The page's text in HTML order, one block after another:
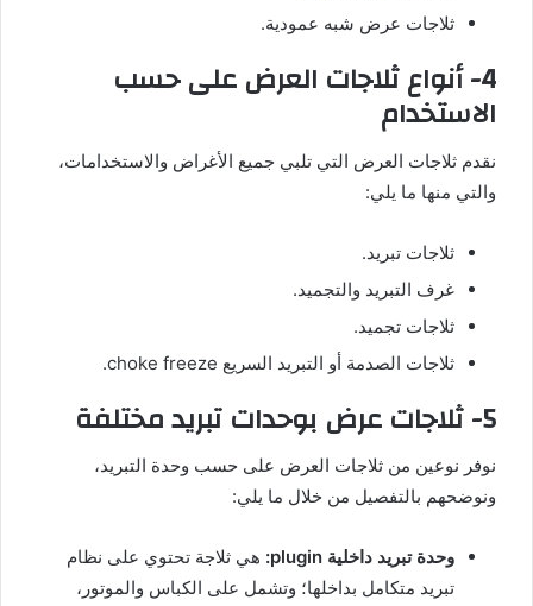
ثلاجات عرض شبه عمودية.
4- أنواع ثلاجات العرض على حسب
الاستخدام
نقدم ثلاجات العرض التي تلبي جميع الأغراض والاستخدامات،
والتي منها ما يلي:
ثلاجات تبريد.
غرف التبريد والتجميد.
ثلاجات تجميد.
ثلاجات الصدمة أو التبريد السريع choke freeze.
5- ثلاجات عرض بوحدات تبريد مختلفة
نوفر نوعين من ثلاجات العرض على حسب وحدة التبريد،
ونوضحهم بالتفصيل من خلال ما يلي:
وحدة تبريد داخلية plugin
: هي ثلاجة تحتوي على نظام
تبريد متكامل بداخلها؛ وتشمل على الكباس والموتور،